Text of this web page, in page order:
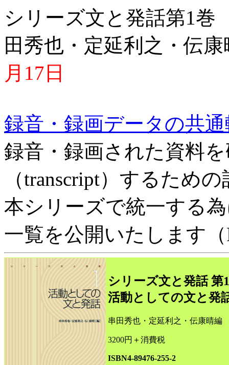
シリーズ文と発話第1
田秀也・定延利之・
月17日
録音・録画データの共
録音・録画された資料
（transcript）するため
本シリーズで統一する
一覧を公開いたします
シリーズ文と発話 第
活動としての文と発
串田秀也・定延利之・伝康晴編
3200円＋消費税
ISBN4-89476-255-2